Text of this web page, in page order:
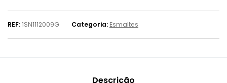
REF:1SN1112009G Categoria: Esmaltes
Descrição